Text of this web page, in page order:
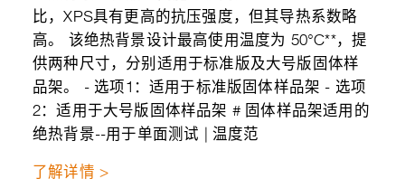
比，XPS具有更高的抗压强度，但其导热系数略
高。 该绝热背景设计最高使用温度为 50°C**，提
供两种尺寸，分别适用于标准版及大号版固体样
品架。 - 选项1：适用于标准版固体样品架 - 选项
2：适用于大号版固体样品架 # 固体样品架适用的
绝热背景--用于单面测试 | 温度范
了解详情 >